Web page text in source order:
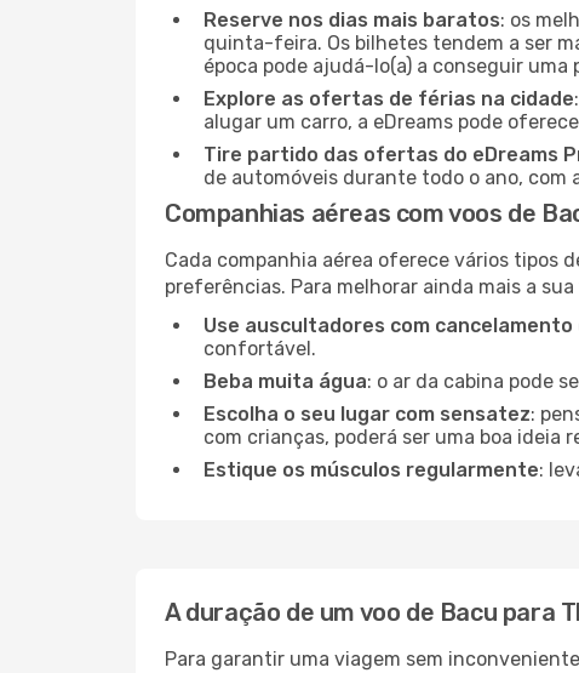
Reserve nos dias mais baratos: os
quinta-feira. Os bilhetes tendem a ser
época pode ajudá-lo(a) a conseguir uma
Explore as ofertas de férias na cidade
alugar um carro, a eDreams pode
Tire partido das ofertas do eDreams
de automóveis durante todo o ano,
Companhias aéreas com voos de
Cada companhia aérea oferece vários tipos
preferências. Para melhorar ainda mais a
Use auscultadores com cancelamento
confortável.
Beba muita água: o ar da cabina pode
Escolha o seu lugar com sensatez:
com crianças, poderá ser uma boa ideia
Estique os músculos regularmente:
A duração de um voo de Bacu para
Para garantir uma viagem sem